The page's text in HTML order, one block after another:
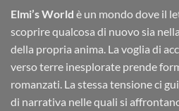
Elmi’s World è un mondo dove il
scoprire qualcosa di nuovo sia
della propria anima. La voglia di
verso terre inesplorate prende
romanzati. La stessa tensione ci
di narrativa nelle quali si